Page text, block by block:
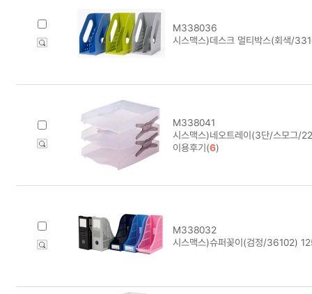
M338036
시스맥스)데스크 멀티박스(회색/
M338041
시스맥스)네오트레이(3단/스모그/
이용후기(6)
M338032
시스맥스)슈퍼꽂이(검정/36102)